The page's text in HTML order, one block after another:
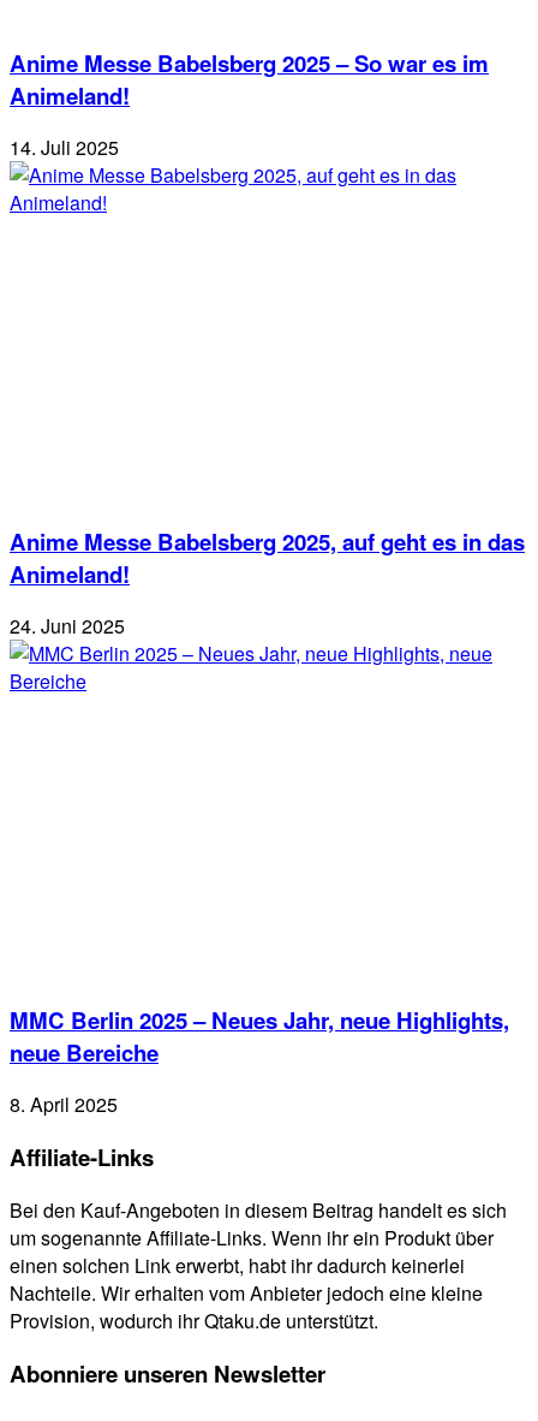
Anime Messe Babelsberg 2025 – So war es im
Animeland!
14. Juli 2025
Anime Messe Babelsberg 2025, auf geht es in das
Animeland!
24. Juni 2025
MMC Berlin 2025 – Neues Jahr, neue Highlights,
neue Bereiche
8. April 2025
Affiliate-Links
Bei den Kauf-Angeboten in diesem Beitrag handelt es sich
um sogenannte Affiliate-Links. Wenn ihr ein Produkt über
einen solchen Link erwerbt, habt ihr dadurch keinerlei
Nachteile. Wir erhalten vom Anbieter jedoch eine kleine
Provision, wodurch ihr Qtaku.de unterstützt.
Abonniere unseren Newsletter